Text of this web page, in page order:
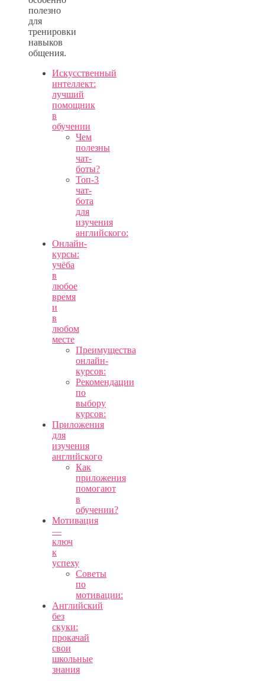
полезно
для
тренировки
навыков
общения.
Искусственный
интеллект:
лучший
помощник
в
обучении
Чем
полезны
чат-
боты?
Топ-3
чат-
бота
для
изучения
английского:
Онлайн-
курсы:
учёба
в
любое
время
и
в
любом
месте
Преимущества
онлайн-
курсов:
Рекомендации
по
выбору
курсов:
Приложения
для
изучения
английского
Как
приложения
помогают
в
обучении?
Мотивация
—
ключ
к
успеху
Советы
по
мотивации:
Английский
без
скуки:
прокачай
свои
школьные
знания